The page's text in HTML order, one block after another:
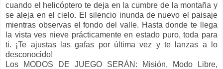
cuando el helicóptero te deja en la cumbre de la montaña y
se aleja en el cielo. El silencio inunda de nuevo el paisaje
mientras observas el fondo del valle. Hasta donde te llega
la vista ves nieve prácticamente en estado puro, toda para
ti. ¡Te ajustas las gafas por última vez y te lanzas a lo
desconocido!
Los MODOS DE JUEGO SERÁN: Misión, Modo Libre,